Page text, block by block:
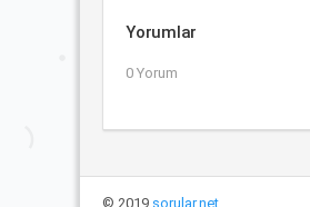
Yorumlar
0 Yorum
© 2019 sorular.net